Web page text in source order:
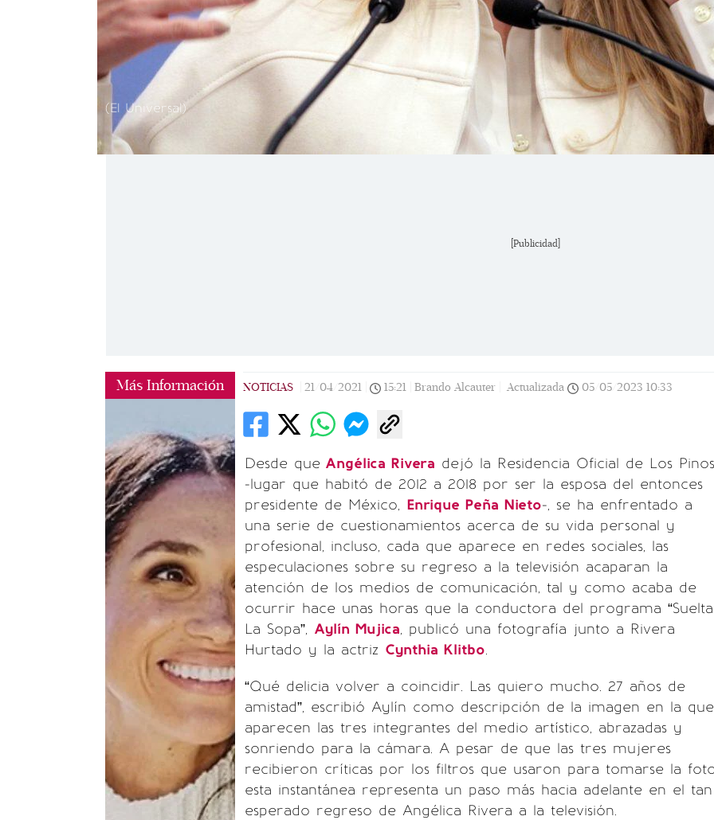
(El Universal)
[Publicidad]
Más Información NOTICIAS 21/04/2021 15:21 Brando Alcauter | Actualizada 05/05/2023 10:33
Desde que Angélica Rivera dejó la Residencia Oficial de Los Pinos
-lugar que habitó de 2012 a 2018 por ser la esposa del entonces
presidente de México, Enrique Peña Nieto-, se ha enfrentado a
una serie de cuestionamientos acerca de su vida personal y
profesional, incluso, cada que aparece en redes sociales, las
especulaciones sobre su regreso a la televisión acaparan la
atención de los medios de comunicación, tal y como acaba de
ocurrir hace unas horas que la conductora del programa “Suelta
La Sopa”, Aylín Mujica, publicó una fotografía junto a Rivera
Hurtado y la actriz Cynthia Klitbo.
“Qué delicia volver a coincidir. Las quiero mucho. 27 años de
amistad”, escribió Aylín como descripción de la imagen en la que
aparecen las tres integrantes del medio artístico, abrazadas y
sonriendo para la cámara. A pesar de que las tres mujeres
recibieron críticas por los filtros que usaron para tomarse la
esta instantánea representa un paso más hacia adelante en el tan
esperado regreso de Angélica Rivera a la televisión.